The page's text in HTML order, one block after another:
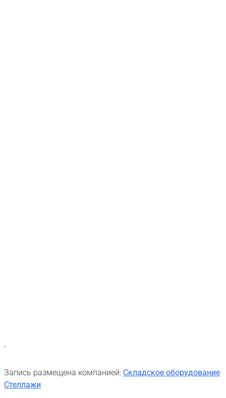
.
Запись размещена компанией: Складское оборудование
Стеллажи